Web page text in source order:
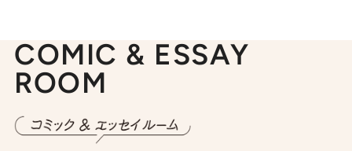
COMIC & ESSAY
ROOM